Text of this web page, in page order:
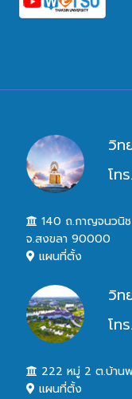
วิท
โท
140 ถ.กาญจนวนิช
จ.สงขลา 90000
แผนที่ตั้ง
วิท
โท
222 หมู่ 2 ต.บ้าน
แผนที่ตั้ง